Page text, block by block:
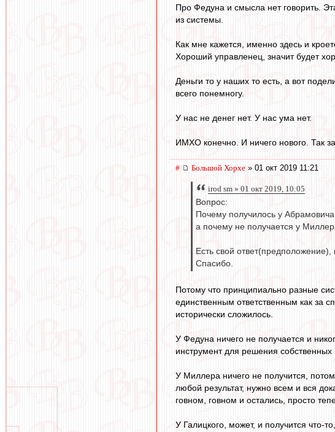
Про Федуна и смысла нет говорить.
из системы.
Как мне кажется, именно здесь и
Хороший управленец, значит будет
Деньги то у наших то есть, а вот
всего понемногу.
У нас не денег нет. У нас ума нет.
ИМХО конечно. И ничего нового. Так
# Большой Хорхе » 01 окт 2019 11:21
irod sm » 01 окт 2019, 10:05
Вопрос:
Почему получилось у
а почему не получается у
Есть свой
Спасибо.
Потому что принципиально разные
единственным ответственным как за
исторически сложилось.
У Федуна ничего не получается и
инструмент для решения
У Миллера ничего не получится,
любой результат, нужно всем и вся
говном, говном и остались, просто
У Галицкого, может, и получится что-